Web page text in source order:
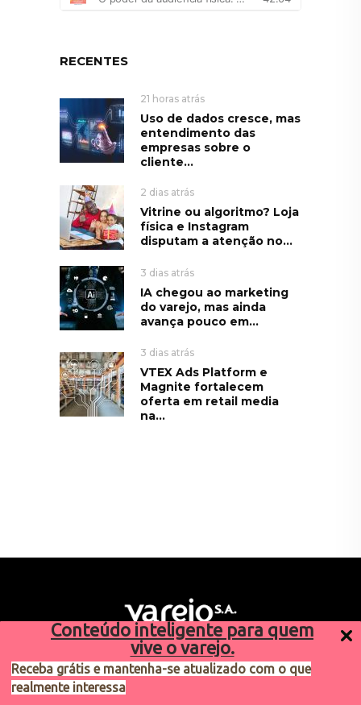
Conteúdo inteligente para quem
vive o varejo.
Receba grátis e mantenha-se atualizado com o que
realmente interessa
RECENTES
21 horas atrás
Uso de dados cresce, mas
entendimento das
empresas sobre o
cliente...
2 dias atrás
Vitrine ou algoritmo? Loja
física e Instagram
disputam a atenção no...
3 dias atrás
IA chegou ao marketing
do varejo, mas ainda
avança pouco em...
3 dias atrás
VTEX Ads Platform e
Magnite fortalecem
oferta em retail media
na...
Sugestões de pauta